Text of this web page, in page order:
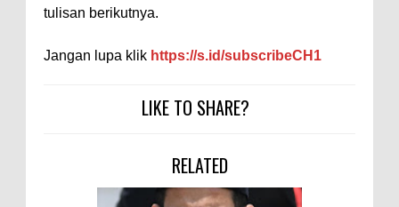
tulisan berikutnya.
Jangan lupa klik https://s.id/subscribeCH1
LIKE TO SHARE?
RELATED